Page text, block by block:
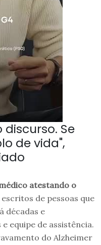
Se
de vida",
atestando o
de pessoas que
décadas e
equipe de assistência.
do Alzheimer